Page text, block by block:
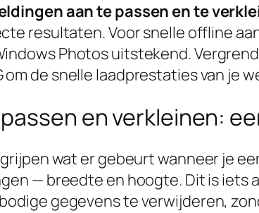
aan te passen en te
resultaten. Voor snelle offline
Photos uitstekend.
om de snelle laadprestaties van je
en verkleinen:
wat er gebeurt wanneer je
— breedte en hoogte. Dit is iets
gegevens te verwijderen,